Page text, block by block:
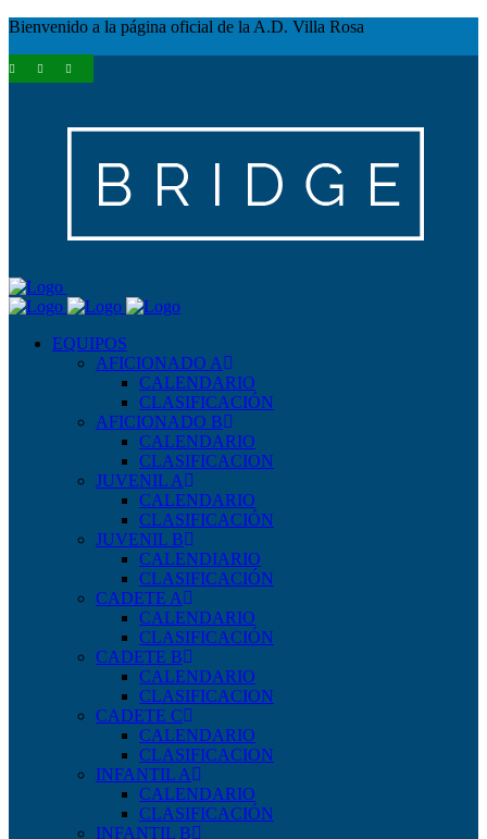
Bienvenido a la página oficial de la A.D. Villa Rosa
EQUIPOS
AFICIONADO A
CALENDARIO
CLASIFICACIÓN
AFICIONADO B
CALENDARIO
CLASIFICACION
JUVENIL A
CALENDARIO
CLASIFICACIÓN
JUVENIL B
CALENDIARIO
CLASIFICACIÓN
CADETE A
CALENDARIO
CLASIFICACIÓN
CADETE B
CALENDARIO
CLASIFICACION
CADETE C
CALENDARIO
CLASIFICACION
INFANTIL A
CALENDARIO
CLASIFICACIÓN
INFANTIL B